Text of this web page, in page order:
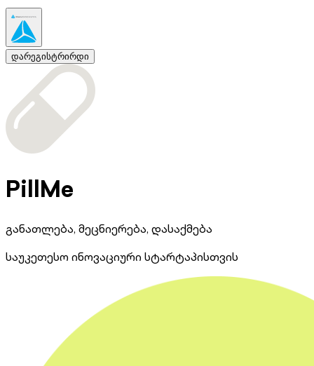
დარეგისტრირდი
PillMe
განათლება, მეცნიერება, დასაქმება
საუკეთესო ინოვაციური სტარტაპისთვის